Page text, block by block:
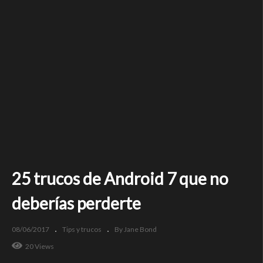
25 trucos de Android 7 que no
deberías perderte
08/06/2017 Tips y trucos
By Jane Bond
20 Views